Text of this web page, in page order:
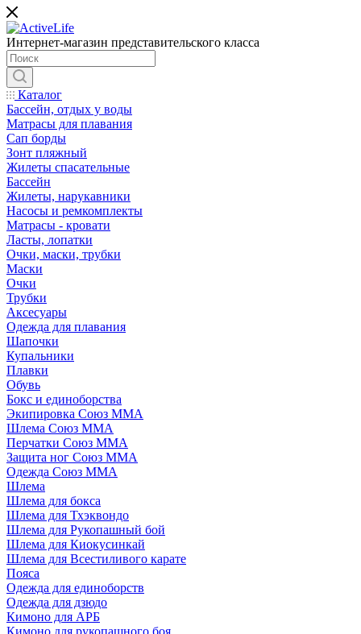
Интернет-магазин представительского класса
Каталог
Бассейн, отдых у воды
Матрасы для плавания
Сап борды
Зонт пляжный
Жилеты спасательные
Бассейн
Жилеты, нарукавники
Насосы и ремкомплекты
Матрасы - кровати
Ласты, лопатки
Очки, маски, трубки
Маски
Очки
Трубки
Аксесуары
Одежда для плавания
Шапочки
Купальники
Плавки
Обувь
Бокс и единоборства
Экипировка Союз ММА
Шлема Союз ММА
Перчатки Союз ММА
Защита ног Союз ММА
Одежда Союз ММА
Шлема
Шлема для бокса
Шлема для Тхэквондо
Шлема для Рукопашный бой
Шлема для Киокусинкай
Шлема для Всестиливого карате
Пояса
Одежда для единоборств
Одежда для дзюдо
Кимоно для АРБ
Кимоно для рукопашного боя